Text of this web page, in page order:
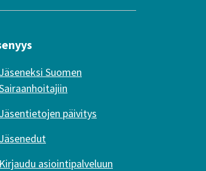
Jäseneksi Suomen
Jäsentietojen päivitys
Jäsenedut
Kirjaudu asiointipalveluun